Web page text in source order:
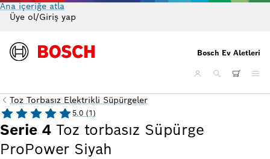
Ana içeriğe atla
Üye ol/Giriş yap
Bosch Ev Aletleri
Toz Torbasız Elektrikli Süpürgeler
Serie 4 Toz torbasız Süpürge
ProPower Siyah
5.0 (1)